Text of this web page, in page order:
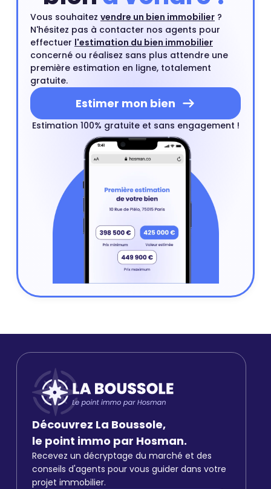
Vous souhaitez vendre un bien immobilier ?
N'hésitez pas à contacter nos agents pour
effectuer l'estimation du bien immobilier
concerné ou réalisez sans plus attendre une
première estimation en ligne, totalement
gratuite.
Estimer mon bien
Estimation 100% gratuite et sans engagement !
Découvrez La Boussole,
le point immo par Hosman.
Recevez un décryptage du marché et des
conseils d'agents pour vous guider dans votre
projet immobilier.